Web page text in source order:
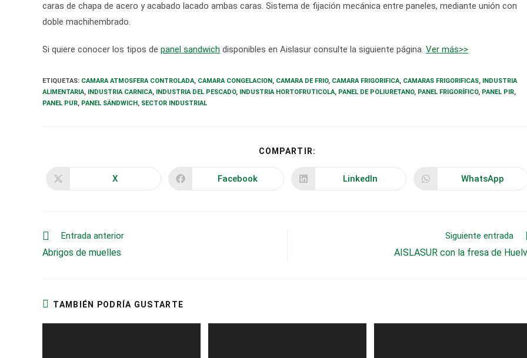
caras de chapa de acero y acabado lacado ambas caras. Sistema de fijación mecánica entre paneles, mediante unión con
doble machihembrado.
Si quiere conocer los tipos de panel sandwich disponibles en Aislasur consulte la siguiente página. Ver más>>
ETIQUETAS: CAMARA ATMOSFERA CONTROLADA, CAMARA CONGELACION, CAMARA DE FRIO, CAMARA FRIGORIFICA, CAMARAS FRIGORIFICAS, INDUSTRIA
ALIMENTARIA, INDUSTRIA CARNICA, INDUSTRIA DEL PESCADO, INDUSTRIA HORTOFRUTICOLA, PANEL DE POLIURETANO, PANEL FRIGORÍFICO, PANEL PIR,
PANEL PUR, PANEL SÁNDWICH, SECTOR INDUSTRIAL
COMPARTIR:
CONTENIDO
SeX
Se
Facebook
Se
LinkedIn
Se
WhatsApp
Leer
artículos
Entrada anterior
Abrigos de muelles
Siguiente entrada
AISLASUR con la fresa de
TAMBIÉN PODRÍA GUSTARTE